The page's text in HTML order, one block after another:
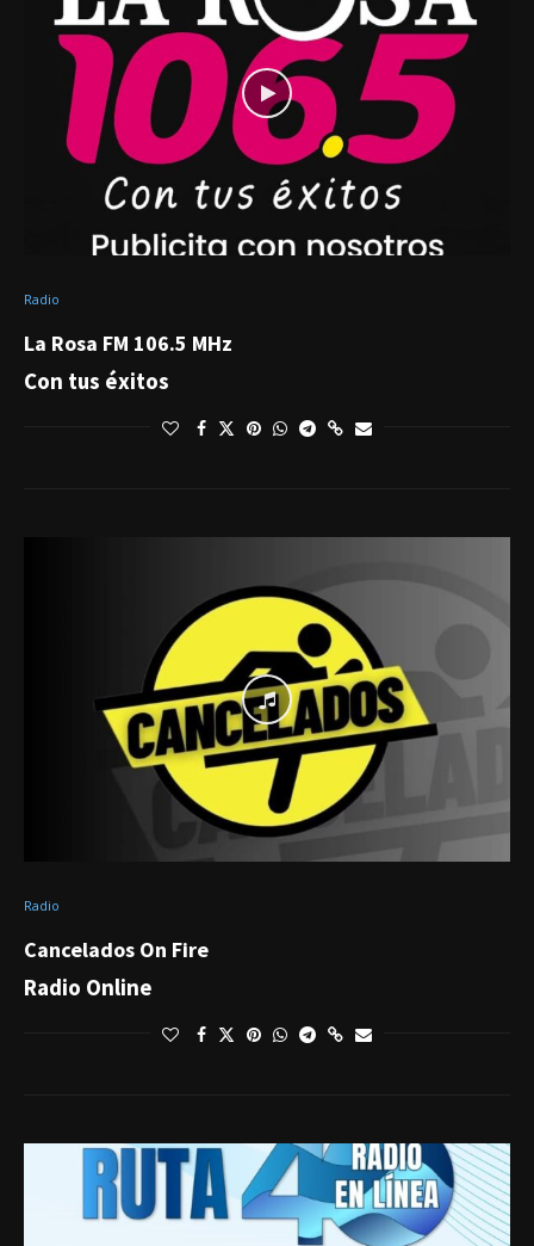
Radio
La Rosa FM 106.5 MHz
Con tus éxitos
Radio
Cancelados On Fire
Radio Online